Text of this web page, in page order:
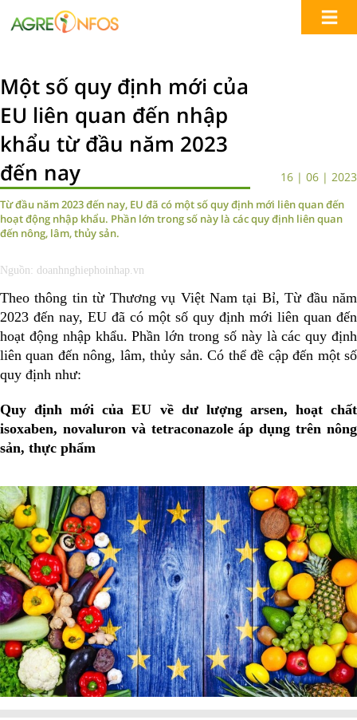
Một số quy định mới của
EU liên quan đến nhập
khẩu từ đầu năm 2023
đến nay
16 | 06 | 2023
Từ đầu năm 2023 đến nay, EU đã có một số quy định mới liên quan đến
hoạt động nhập khẩu. Phần lớn trong số này là các quy định liên quan
đến nông, lâm, thủy sản.
Nguồn: doanhnghiephoinhap.vn
Theo thông tin từ Thương vụ Việt Nam tại Bỉ, Từ đầu năm
2023 đến nay, EU đã có một số quy định mới liên quan đến
hoạt động nhập khẩu. Phần lớn trong số này là các quy định
liên quan đến nông, lâm, thủy sản. Có thể đề cập đến một số
quy định như:
Quy định mới của EU về dư lượng arsen, hoạt chất
isoxaben, novaluron và tetraconazole áp dụng trên nông
sản, thực phẩm